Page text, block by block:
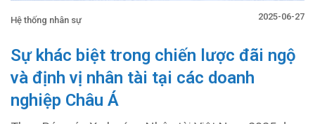
Hệ thống nhân sự 2025-06-27
Sự khác biệt trong chiến lược đãi ngộ
và định vị nhân tài tại các doanh
nghiệp Châu Á